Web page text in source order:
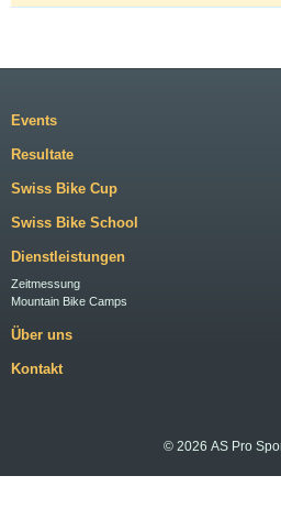
Events
Resultate
Swiss Bike Cup
Swiss Bike School
Dienstleistungen
Zeitmessung
Mountain Bike Camps
Über uns
Kontakt
© 2026 AS Pro